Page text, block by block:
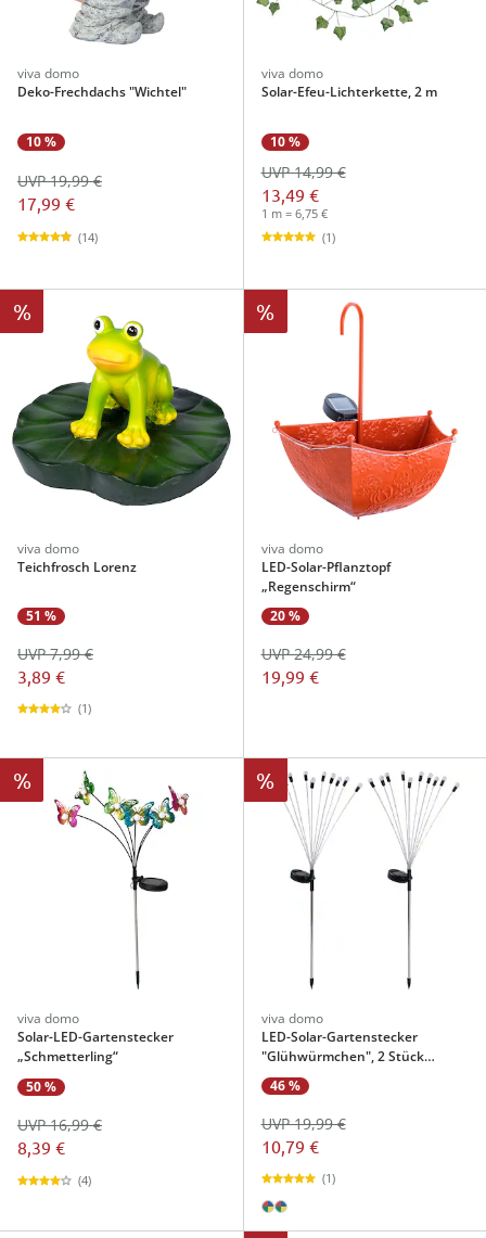
viva domo
Deko-Frechdachs "Wichtel"
10 %
17,99 €
UVP 19,99 €
(14)
viva domo
Solar-Efeu-Lichterkette, 2 m
10 %
13,49 €
UVP 14,99 €
1 m = 6,75 €
(1)
%
viva domo
Teichfrosch Lorenz
51 %
3,89 €
UVP 7,99 €
(1)
%
viva domo
LED-Solar-Pflanztopf
„Regenschirm“
20 %
19,99 €
UVP 24,99 €
%
viva domo
Solar-LED-Gartenstecker
„Schmetterling“
50 %
8,39 €
UVP 16,99 €
(4)
%
viva domo
LED-Solar-Gartenstecker
"Glühwürmchen", 2 Stück
farbwechsel
46 %
10,79 €
UVP 19,99 €
(1)